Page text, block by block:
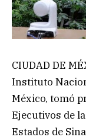
CIUDAD DE
Instituto
México, tomó
Ejecutivos de
Estados de